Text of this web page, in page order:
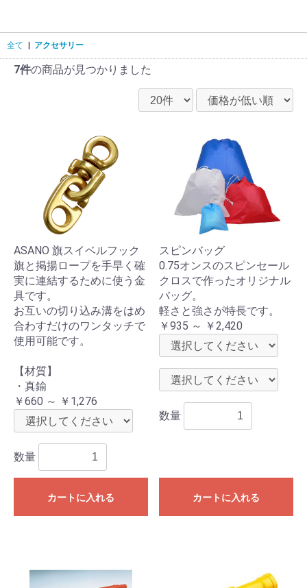
全て | アクセサリー
7件の商品が見つかりました
ASANO 旗スイベルフック
旗と掲揚ロープを手早く確
実に連結するために使う金
具です。
お互いの切り込み溝をはめ
合わすだけのワンタッチで
使用可能です。
【材質】
・真鍮
￥660 ～ ￥1,276
数量
カートに入れる
スピンバッグ
0.75オンスのスピンセール
クロスで作ったオリジナル
バッグ。
軽さと強さが特長です。
￥935 ～ ￥2,420
数量
カートに入れる